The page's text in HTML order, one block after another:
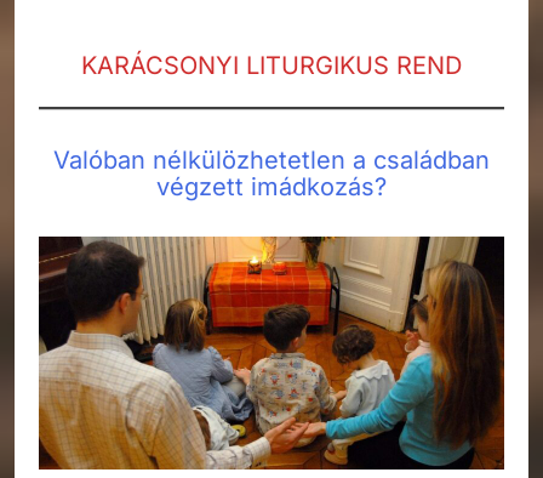
KARÁCSONYI LITURGIKUS REND
Valóban nélkülözhetetlen a családban
végzett imádkozás?